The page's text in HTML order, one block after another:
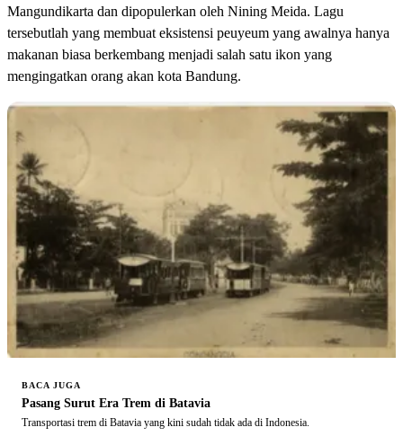
Mangundikarta dan dipopulerkan oleh Nining Meida. Lagu
tersebutlah yang membuat eksistensi peuyeum yang awalnya hanya
makanan biasa berkembang menjadi salah satu ikon yang
mengingatkan orang akan kota Bandung.
BACA JUGA
Pasang Surut Era Trem di Batavia
Transportasi trem di Batavia yang kini sudah tidak ada di Indonesia.